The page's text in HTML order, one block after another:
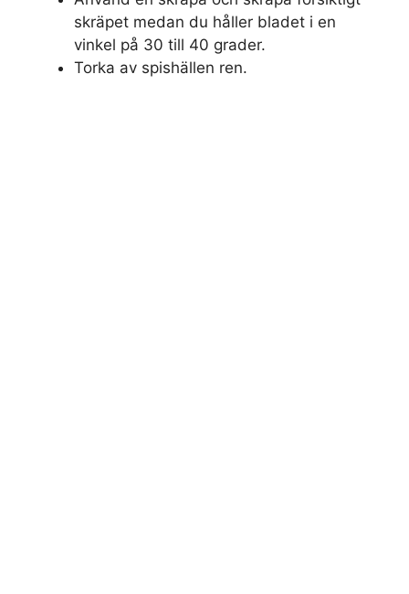
skräpet medan du håller bladet i en
vinkel på 30 till 40 grader.
Torka av spishällen ren.